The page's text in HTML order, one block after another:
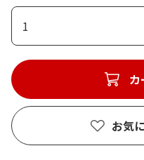
1
カ
お気